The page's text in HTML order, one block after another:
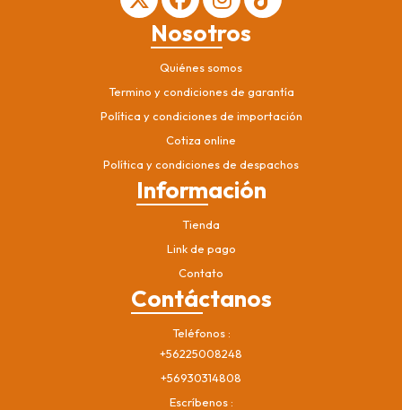
Nosotros
Quiénes somos
Termino y condiciones de garantía
Política y condiciones de importación
Cotiza online
Política y condiciones de despachos
Información
Tienda
Link de pago
Contato
Contáctanos
Teléfonos
+56225008248
+56930314808
Escríbenos